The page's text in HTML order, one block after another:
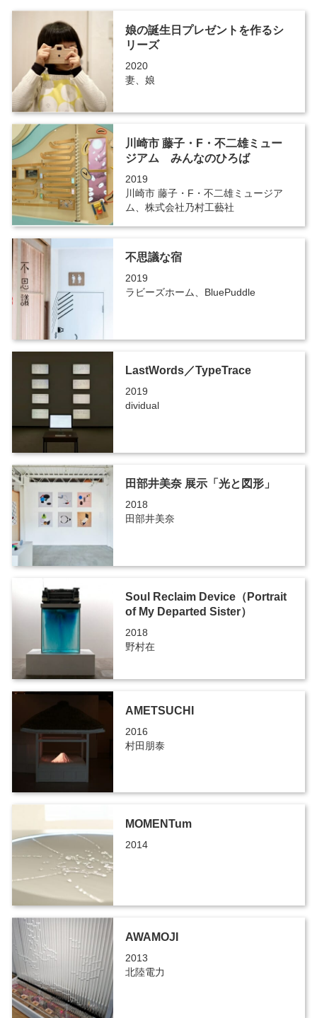
娘の誕生日プレゼントを作るシ
リーズ
2020
妻、娘
川崎市 藤子・F・不二雄ミュー
ジアム みんなのひろば
2019
川崎市 藤子・F・不二雄ミュージア
ム、株式会社乃村工藝社
不思議な宿
2019
ラビーズホーム、BluePuddle
LastWords／TypeTrace
2019
dividual
田部井美奈 展示「光と図形」
2018
田部井美奈
Soul Reclaim Device（Portrait
of My Departed Sister）
2018
野村在
AMETSUCHI
2016
村田朋泰
MOMENTum
2014
AWAMOJI
2013
北陸電力